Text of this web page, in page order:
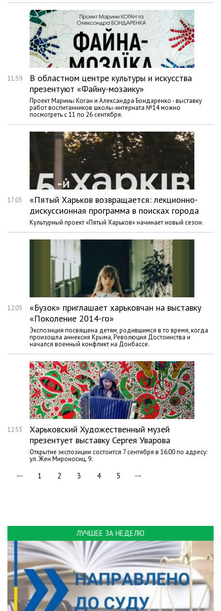
11:59
В областном центре культуры и искусства
презентуют «Файну-мозаику»
Проект Марины Коган и Александра Бондаренко - выставку
работ воспитанников школы-интерната №14 можно
посмотреть с 11 по 26 сентября.
17:05
«Пятый Харьков возвращается: лекционно-
дискуссионная программа в поисках города
Культурный проект «Пятый Харьков» начинает новый сезон.
12:05
«Бузок» приглашает харьковчан на выставку
«Поколение 2014-го»
Экспозиция посвящена детям, родившимся в то время, когда
произошла аннексия Крыма, Революция Достоинства и
начался военный конфликт на Донбассе.
12:53
Харьковский Художественный музей
презентует выставку Сергея Уварова
Открытие экспозиции состоится 7 сентября в 16:00 по адресу:
ул. Жен Мироносиц, 9.
1 2 3 4 5
ЛУЧШЕЕ ЗА НЕДЕЛЮ